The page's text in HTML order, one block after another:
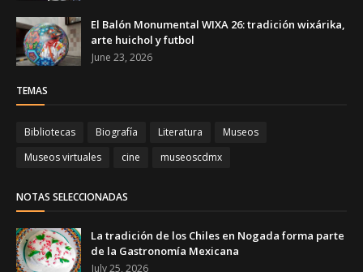
El Balón Monumental WIXA 26: tradición wixárika,
arte huichol y futbol
June 23, 2026
TEMAS
Bibliotecas Biografía Literatura
Museos
Museos virtuales
cine museoscdmx
NOTAS SELECCIONADAS
La tradición de los Chiles en Nogada forma parte
de la Gastronomía Mexicana
July 25, 2026